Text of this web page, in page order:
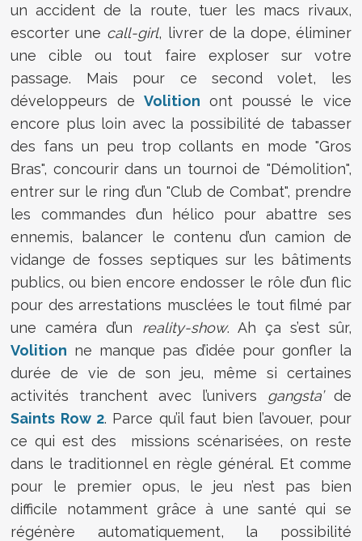
un accident de la route, tuer les macs rivaux,
escorter une call-girl, livrer de la dope, éliminer
une cible ou tout faire exploser sur votre
passage. Mais pour ce second volet, les
développeurs de Volition ont poussé le vice
encore plus loin avec la possibilité de tabasser
des fans un peu trop collants en mode "Gros
Bras", concourir dans un tournoi de "Démolition",
entrer sur le ring d’un "Club de Combat", prendre
les commandes d’un hélico pour abattre ses
ennemis, balancer le contenu d’un camion de
vidange de fosses septiques sur les bâtiments
publics, ou bien encore endosser le rôle d’un flic
pour des arrestations musclées le tout filmé par
une caméra d’un reality-show. Ah ça s’est sûr,
Volition ne manque pas d’idée pour gonfler la
durée de vie de son jeu, même si certaines
activités tranchent avec l’univers gangsta’de
Saints Row 2. Parce qu’il faut bien l’avouer, pour
ce qui est des missions scénarisées, on reste
dans le traditionnel en règle général. Et comme
pour le premier opus, le jeu n’est pas bien
difficile notamment grâce à une santé qui se
régénère automatiquement, la possibilité